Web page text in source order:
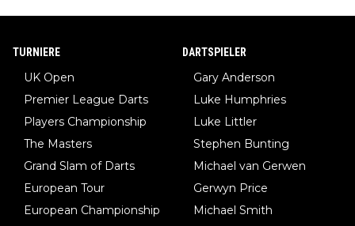
TURNIERE
UK Open
Premier League Darts
Players Championship
The Masters
Grand Slam of Darts
European Tour
European Championship
DARTSPIELER
Gary Anderson
Luke Humphries
Luke Littler
Stephen Bunting
Michael van Gerwen
Gerwyn Price
Michael Smith